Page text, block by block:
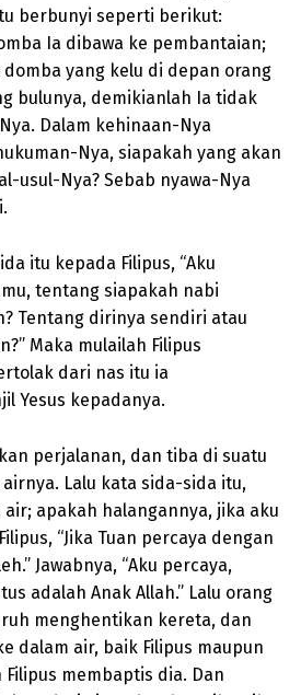
berbunyi seperti berikut:
Ia dibawa ke pembantaian;
yang kelu di depan orang
bulunya, demikianlah Ia tidak
Dalam kehinaan-Nya
Nya, siapakah yang akan
usul-Nya? Sebab nyawa-Nya
itu kepada Filipus, “Aku
tentang siapakah nabi
Tentang dirinya sendiri atau
Maka mulailah Filipus
dari nas itu ia
Yesus kepadanya.
perjalanan, dan tiba di suatu
Lalu kata sida-sida itu,
air; apakah halangannya, jika aku
“Jika Tuan percaya dengan
Jawabnya, “Aku percaya,
adalah Anak Allah.” Lalu orang
menghentikan kereta, dan
dalam air, baik Filipus maupun
membaptis dia. Dan